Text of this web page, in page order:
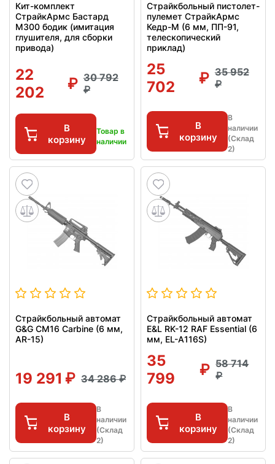
Кит-комплект
СтрайкАрмс Бастард
M300 бодик (имитация
глушителя, для сборки
привода)
22
202
30 792
В
корзину
Товар в
наличии
Страйкбольный пистолет-
пулемет СтрайкАрмс
Кедр-М (6 мм, ПП-91,
телескопический
приклад)
25
702
35 952
В
корзину
В
наличии
(Склад
2)
Страйкбольный автомат
G&G CM16 Carbine (6 мм,
AR-15)
19 291 34 286
В
корзину
В
наличии
(Склад
2)
Страйкбольный автомат
E&L RK-12 RAF Essential (6
мм, EL-A116S)
35
799
58 714
В
корзину
В
наличии
(Склад
2)